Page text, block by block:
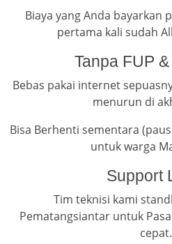
Biaya yang Anda bayarkan
pertama kali sudah
Tanpa FUP
Bebas pakai internet
menurun di
Bisa Berhenti sementara
untuk warga
Support
Tim teknisi kami
Pematangsiantar untuk
cepat.